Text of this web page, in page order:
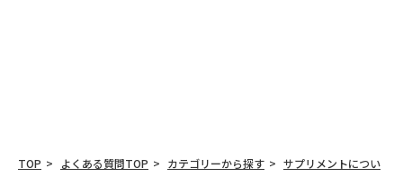
TOP よくある質問TOP カテゴリーから探す サプリメントについ